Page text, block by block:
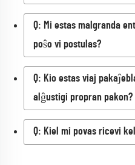
Q: Mi estas malgranda
poŝo vi postulas?
Q: Kio estas viaj
alĝustigi propran pakon?
Q: Kiel mi povas ricevi